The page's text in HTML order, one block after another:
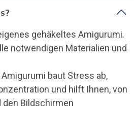
gehäkeltes Amigurumi.
notwendigen Materialien und
baut Stress ab,
und hilft Ihnen, von
den Bildschirmen